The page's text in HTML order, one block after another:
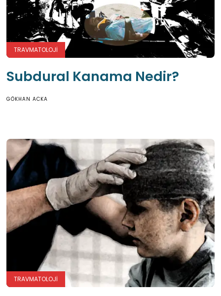
TRAVMATOLOJI
Subdural Kanama Nedir?
GÖKHAN ACKA
TRAVMATOLOJI